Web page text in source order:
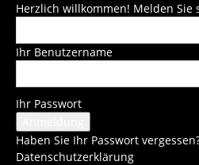
Herzlich willkommen! Melden Sie
Ihr Benutzername
Ihr Passwort
Haben Sie Ihr Passwort
Datenschutzerklärung